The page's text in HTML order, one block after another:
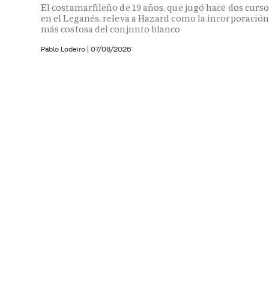
El costamarfileño de 19 años, que jugó hace dos
en el Leganés, releva a Hazard como la incorporación
más costosa del conjunto blanco
Pablo Lodeiro | 07/08/2026